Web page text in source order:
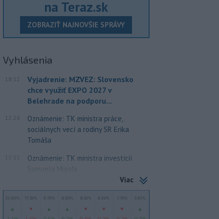
na Teraz.sk
ZOBRAZIŤ NAJNOVŠIE SPRÁVY
Vyhlásenia
18:12
Vyjadrenie: MZVEZ: Slovensko
chce využiť EXPO 2027 v
Belehrade na podporu...
12:26
Oznámenie: TK ministra práce,
sociálnych vecí a rodiny SR Erika
Tomáša
Oznámenie: TK ministra investícií
Samuela Migaľa
Viac